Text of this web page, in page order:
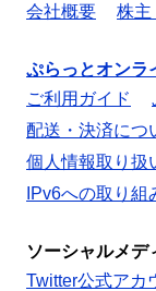
会社概要
株主
ぷらっとオンラ
ご利用ガイド
配送・決済につ
個人情報取り扱
IPv6への取り組
ソーシャルメデ
Twitter公式アカ